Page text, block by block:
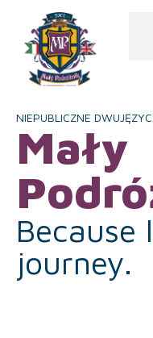
NIEPUBLICZNE
Mały
Because
journey.